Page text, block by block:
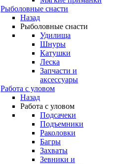
Рыболовные снасти
Назад
Рыболовные снасти
Удилища
Шнуры
Катушки
Леска
Запчасти и
аксессуары
Работа с уловом
Назад
Работа с уловом
Подсачеки
Подъемники
Раколовки
Багры
Захваты
Зевники и